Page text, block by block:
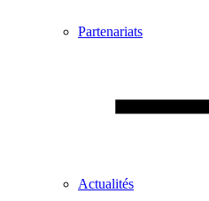
Partenariats
Actualités